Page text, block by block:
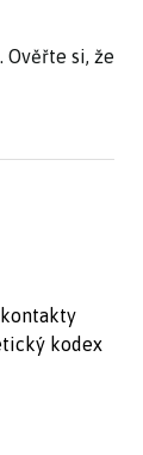
si, že
kontakty
kodex